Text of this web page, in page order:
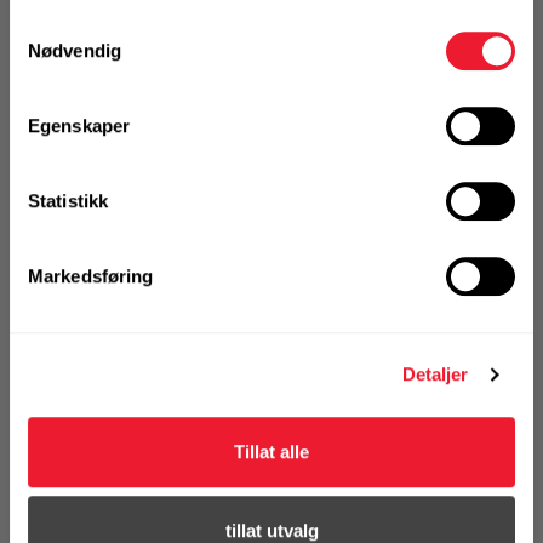
Nødvendig
Egenskaper
Statistikk
Markedsføring
Detaljer
Tillat alle
tillat utvalg
Art.nr. 72004202
M10X83/20
Klikk & Hent i Motek Oslo - Brobekk + 12 andre